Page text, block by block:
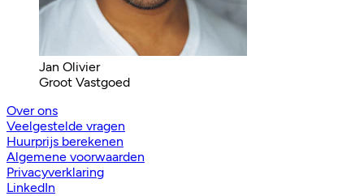
Jan Olivier
Groot Vastgoed
Over ons
Veelgestelde vragen
Huurprijs berekenen
Algemene voorwaarden
Privacyverklaring
LinkedIn